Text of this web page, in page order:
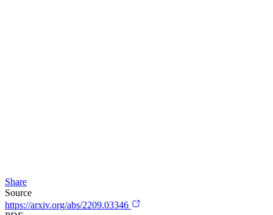
Share
Source
https://arxiv.org/abs/2209.03346